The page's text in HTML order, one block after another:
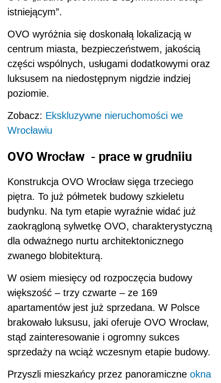
istniejącym”.
OVO wyróżnia się doskonałą lokalizacją w
centrum miasta, bezpieczeństwem, jakością
części wspólnych, usługami dodatkowymi oraz
luksusem na niedostępnym nigdzie indziej
poziomie.
Zobacz: Ekskluzywne nieruchomości we
Wrocławiu
OVO Wrocław - prace w grudniiu
Konstrukcja OVO Wrocław sięga trzeciego
piętra. To już półmetek budowy szkieletu
budynku. Na tym etapie wyraźnie widać już
zaokrągloną sylwetkę OVO, charakterystyczną
dla odważnego nurtu architektonicznego
zwanego blobitekturą.
W osiem miesięcy od rozpoczęcia budowy
większość – trzy czwarte – ze 169
apartamentów jest już sprzedana. W Polsce
brakowało luksusu, jaki oferuje OVO Wrocław,
stąd zainteresowanie i ogromny sukces
sprzedaży na wciąż wczesnym etapie budowy.
Przyszli mieszkańcy przez panoramiczne okna